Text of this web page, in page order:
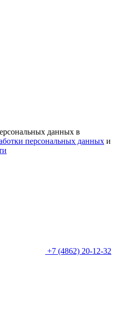
данных в
персональных данных и
+7 (4862) 20-12-32